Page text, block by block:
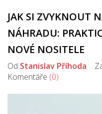
JAK SI ZVYKNOUT
NÁHRADU:
NOVÉ NOSITELE
Od Stanislav Příhoda
Komentáře (0)